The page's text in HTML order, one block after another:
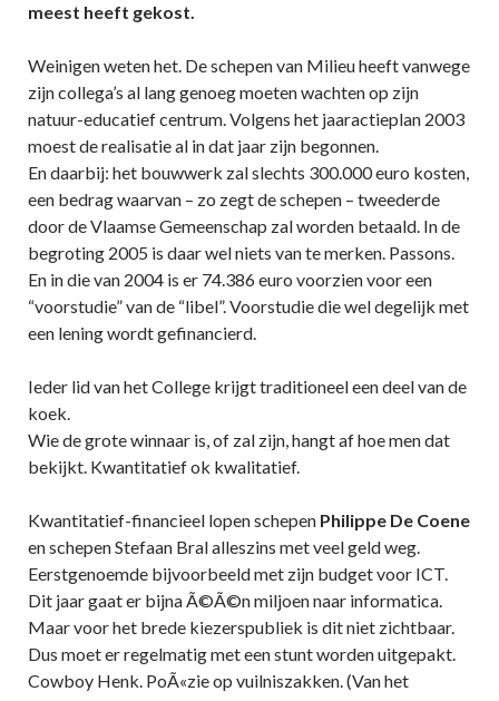
meest heeft gekost.
Weinigen weten het. De schepen van Milieu heeft vanwege
zijn collega’s al lang genoeg moeten wachten op zijn
natuur-educatief centrum. Volgens het jaaractieplan 2003
moest de realisatie al in dat jaar zijn begonnen.
En daarbij: het bouwwerk zal slechts 300.000 euro kosten,
een bedrag waarvan – zo zegt de schepen – tweederde
door de Vlaamse Gemeenschap zal worden betaald. In de
begroting 2005 is daar wel niets van te merken. Passons.
En in die van 2004 is er 74.386 euro voorzien voor een
“voorstudie” van de “libel”. Voorstudie die wel degelijk met
een lening wordt gefinancierd.
Ieder lid van het College krijgt traditioneel een deel van de
koek.
Wie de grote winnaar is, of zal zijn, hangt af hoe men dat
bekijkt. Kwantitatief ok kwalitatief.
Kwantitatief-financieel lopen schepen Philippe De Coene
en schepen Stefaan Bral alleszins met veel geld weg.
Eerstgenoemde bijvoorbeeld met zijn budget voor ICT.
Dit jaar gaat er bijna Ã©Ã©n miljoen naar informatica.
Maar voor het brede kiezerspubliek is dit niet zichtbaar.
Dus moet er regelmatig met een stunt worden uitgepakt.
Cowboy Henk. PoÃ«zie op vuilniszakken. (Van het